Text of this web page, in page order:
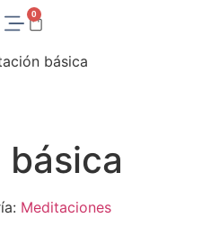
0
básica
Meditaciones